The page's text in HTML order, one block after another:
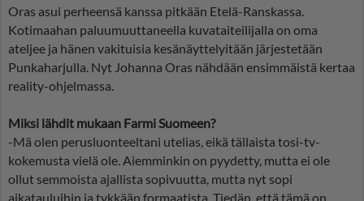
Oras asui perheensä kanssa pitkään Etelä-Ranskassa.
Kotimaahan paluumuuttaneella kuvataiteilijalla on oma
ateljee ja hänen vakituisia kesänäyttelyitään järjestetään
Punkaharjulla. Nyt Johanna Oras nähdään ensimmäistä kertaa
reality-ohjelmassa.
Miksi lähdit mukaan Farmi Suomeen?
-Mä olen perusluonteeltani utelias, eikä tällaista tosi-tv-
kokemusta vielä ole. Aiemminkin on pyydetty, mutta ei ole
ollut semmoista ajallista sopivuutta, mutta nyt sopi
aikatauluihin ja tykkään formaatista. Tiedän, että tämä on